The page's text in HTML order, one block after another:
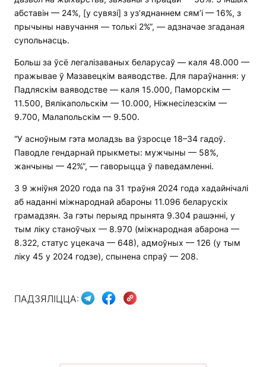
абставін — 24%, [у сувязі] з уз’яднаннем сям’і — 16%, з
прычыны навучання — толькі 2%”, — адзначае згаданая
супольнасць.
Больш за ўсё легалізаваных беларусаў — каля 48.000 —
пражывае ў Мазавецкім ваяводстве. Для параўнання: у
Падляскім ваяводстве — каля 15.000, Паморскім —
11.500, Вялікапольскім — 10.000, Ніжнесілезскім —
9.700, Малапольскім — 9.500.
“У асноўным гэта моладзь ва ўзросце 18–34 гадоў.
Паводле гендарнай прыкметы: мужчыны — 58%,
жанчыны — 42%”, — гаворыцца ў паведамленні.
З 9 жніўня 2020 года па 31 траўня 2024 года хадайнічалі
аб наданні міжнароднай абароны 11.096 беларускіх
грамадзян. За гэты перыяд прынята 9.304 рашэнні, у
тым ліку станоўчых — 8.970 (міжнародная абарона —
8.322, статус уцекача — 648), адмоўных — 126 (у тым
ліку 45 у 2024 годзе), спынена спраў — 208.
ПАДЗЯЛІЦЦА: